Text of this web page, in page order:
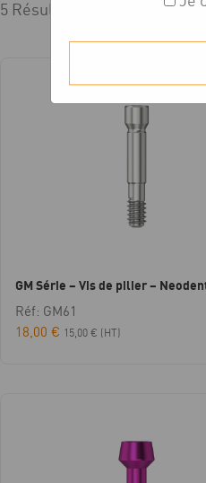
5 Résultats affichés
GM Série – Vis de pilier –
Réf: GM61
18,00 € 15,00 € (HT)